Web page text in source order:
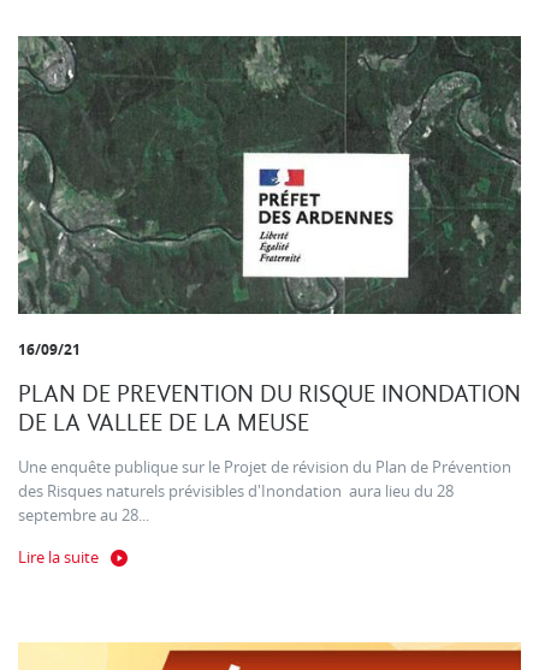
16/09/21
PLAN DE PREVENTION DU RISQUE INONDATION
DE LA VALLEE DE LA MEUSE
Une enquête publique sur le Projet de révision du Plan de Prévention
des Risques naturels prévisibles d'Inondation aura lieu du 28
septembre au 28...
Lire la suite